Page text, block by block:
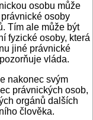
osobu může
osoby
Tím ale může být
fyzické osoby, která
jiné právnické
vláda.
nakonec svým
právnických osob,
orgánů dalších
člověka.